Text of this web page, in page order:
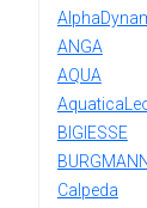
ANGA
AQUA
BIGIESSE
BURGMANN
Calpeda